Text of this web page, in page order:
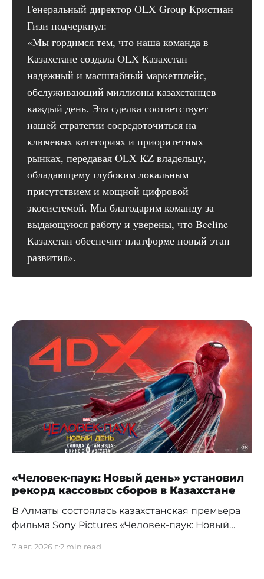
Генеральный директор OLX Group Кристиан
Гизи подчеркнул:
«Мы гордимся тем, что наша команда в
Казахстане создала OLX Казахстан –
надежный и масштабный маркетплейс,
обслуживающий миллионы казахстанцев
каждый день. Эта сделка соответствует
нашей стратегии сосредоточиться на
ключевых категориях и приоритетных
рынках, передавая OLX KZ владельцу,
обладающему глубоким локальным
присутствием и мощной цифровой
экосистемой. Мы благодарим команду за
выдающуюся работу и уверены, что Beeline
Казахстан обеспечит платформе новый этап
развития».
«Человек-паук: Новый день» установил
рекорд кассовых сборов в Казахстане
В Алматы состоялась казахстанская премьера
фильма Sony Pictures «Человек-паук: Новый
установила новый абсолютный рекорд
7 авг. 2026 г.2 min read